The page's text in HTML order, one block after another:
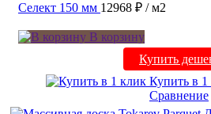
Селект 150 мм 12968 ₽ / м2
В корзину
Купить
Купить в 1
Сравнение